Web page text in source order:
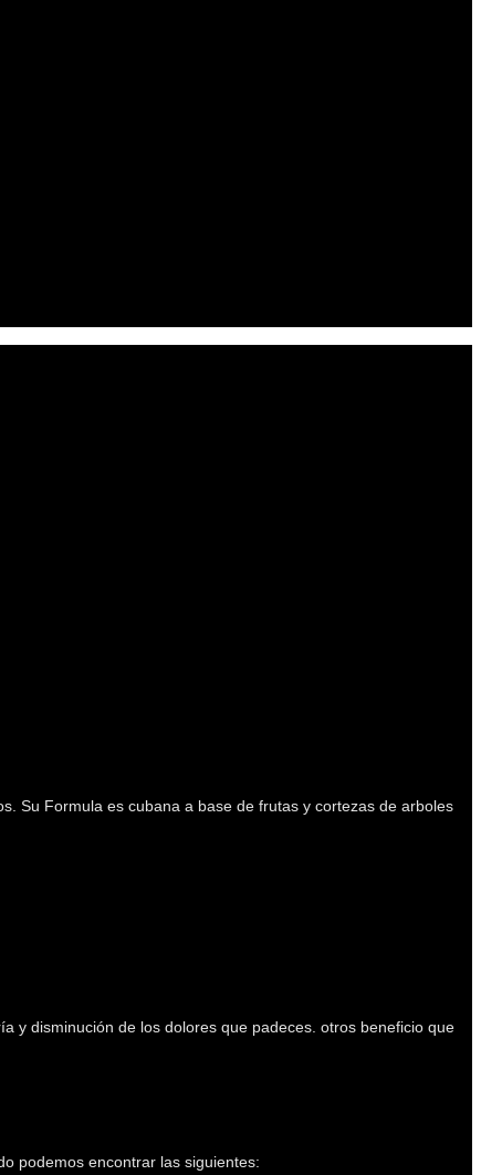
Su Formula es cubana a base de frutas y cortezas de arboles
y disminución de los dolores que padeces. otros beneficio que
podemos encontrar las siguientes: